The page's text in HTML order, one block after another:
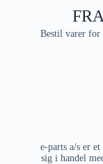
Bestil varer for
e-parts a/s er et
sig i handel